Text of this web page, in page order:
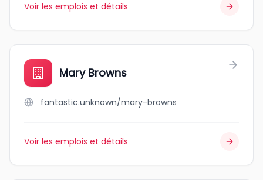
Voir les emplois et détails
Mary Browns
fantastic.unknown/mary-browns
Voir les emplois et détails